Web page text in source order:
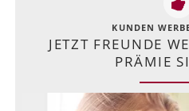
KUNDEN
JETZT FREUNDE
PRÄMIE